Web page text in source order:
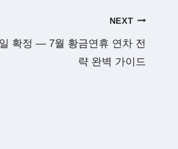
NEXT
확정 — 7월 황금연휴 연차 전
략 완벽 가이드